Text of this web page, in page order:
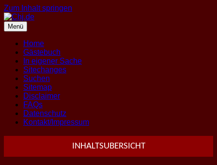
Zum Inhalt springen
Menü
Home
Gästebuch
In eigener Sache
Sitechanges
Suchen
Sitemap
Disclaimer
FAQs
Datenschutz
Kontakt/Impressum
INHALTSUBERSICHT